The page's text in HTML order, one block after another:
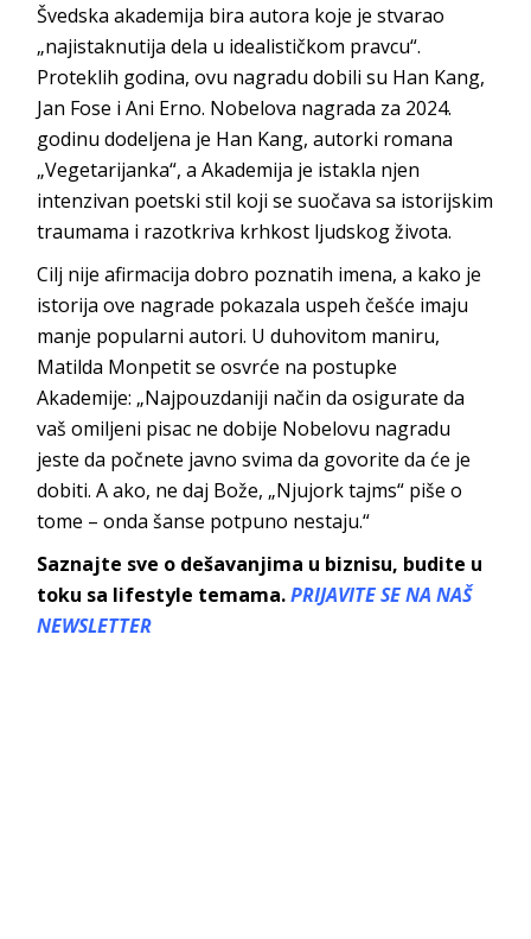
Švedska akademija bira autora koje je stvarao
„najistaknutija dela u idealističkom pravcu“.
Proteklih godina, ovu nagradu dobili su Han Kang,
Jan Fose i Ani Erno. Nobelova nagrada za 2024.
godinu dodeljena je Han Kang, autorki romana
„Vegetarijanka“, a Akademija je istakla njen
intenzivan poetski stil koji se suočava sa istorijskim
traumama i razotkriva krhkost ljudskog života.
Cilj nije afirmacija dobro poznatih imena, a kako je
istorija ove nagrade pokazala uspeh češće imaju
manje popularni autori. U duhovitom maniru,
Matilda Monpetit se osvrće na postupke
Akademije: „Najpouzdaniji način da osigurate da
vaš omiljeni pisac ne dobije Nobelovu nagradu
jeste da počnete javno svima da govorite da će je
dobiti. A ako, ne daj Bože, „Njujork tajms“ piše o
tome – onda šanse potpuno nestaju.“
Saznajte sve o dešavanjima u biznisu, budite u
toku sa lifestyle temama.PRIJAVITE SE NA NAŠ
NEWSLETTER